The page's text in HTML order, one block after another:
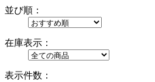
並び順：
在庫表示：
表示件数：